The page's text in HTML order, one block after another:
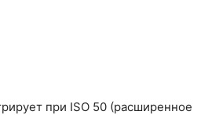
при ISO 50 (расширенное